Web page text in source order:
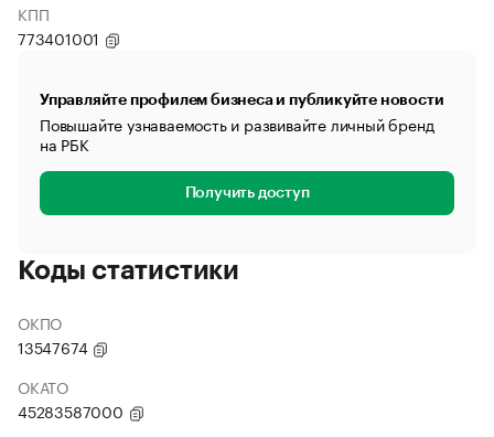
КПП
773401001
Управляйте профилем бизнеса и публикуйте новости
Повышайте узнаваемость и развивайте личный бренд
на РБК
Получить доступ
Коды статистики
ОКПО
13547674
ОКАТО
45283587000